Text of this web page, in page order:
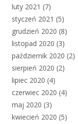
luty 2021 (7)
styczeń 2021 (5)
grudzień 2020 (8)
listopad 2020 (3)
październik 2020 (2)
sierpień 2020 (2)
lipiec 2020 (4)
czerwiec 2020 (4)
maj 2020 (3)
kwiecień 2020 (5)